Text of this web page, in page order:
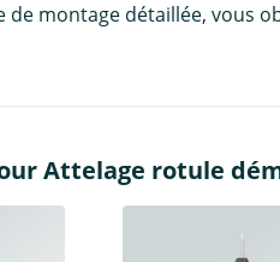
de montage détaillée, vous
Attelage rotule